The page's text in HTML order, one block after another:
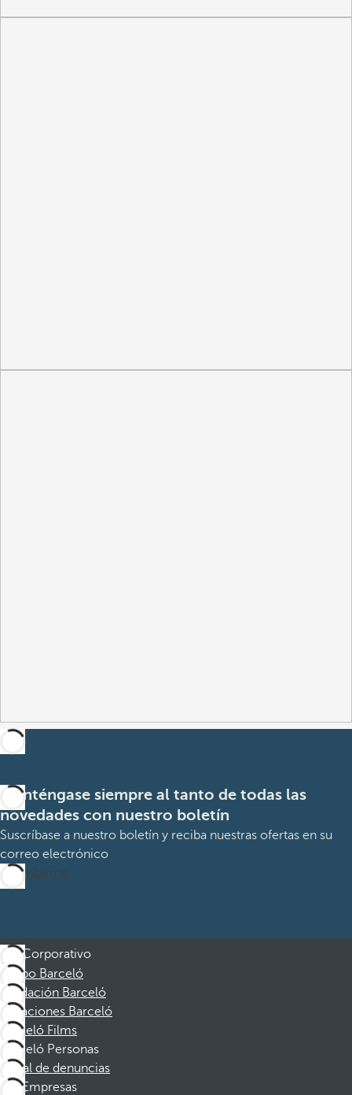
Manténgase siempre al tanto de todas las
novedades con nuestro boletín
Suscríbase a nuestro boletín y reciba nuestras ofertas en su
correo electrónico
Suscribirme
Corporativo
Grupo Barceló
Fundación Barceló
Vacaciones Barceló
Barceló Films
Barceló Personas
Canal de denuncias
Empresas